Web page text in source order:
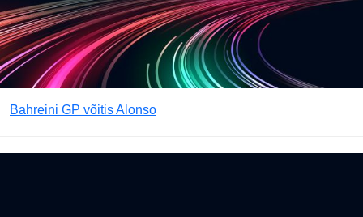
Bahreini GP võitis Alonso